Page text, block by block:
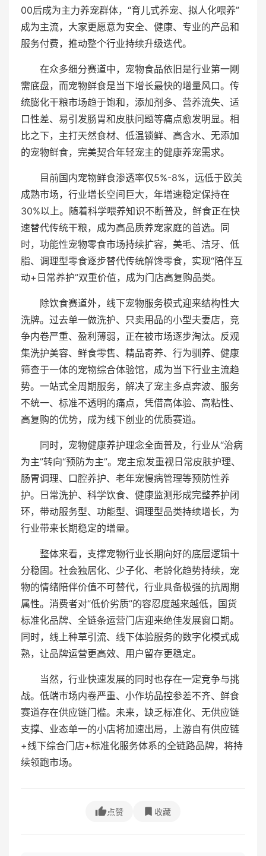
00后成为主力养宠群体，“育儿式养宠、拟人化喂养”
成为主流，大家更愿意为安全、健康、专业的产品和
服务付费，推动整个行业持续升级迭代。
在众多细分赛道中，宠物食品依旧是行业第一刚
需底盘，而宠物鲜食是当下增长最快的增量风口。传
统膨化干粮市场趋于饱和，添加剂多、营养流失、适
口性差、易引发肠胃和皮肤问题等痛点愈发明显。相
比之下，主打天然食材、低温锁鲜、高含水、无添加
的宠物鲜食，完美契合年轻宠主的健康养宠需求。
目前国内宠物鲜食渗透率仅5%-8%，远低于欧美
成熟市场，行业增长空间巨大，年增速稳定保持在
30%以上。随着科学喂养知识不断普及，鲜食正在快
速替代传统干粮，成为高品质养宠家庭的首选。同
时，功能性宠物零食市场持续扩容，美毛、洁牙、低
脂、调理型零食逐步替代传统解馋零食，实现“陪伴互
动+日常养护”双重价值，成为门店高复购品类。
除饮食赛道外，线下宠物服务模式迎来结构性大
洗牌。过去单一做洗护、只卖用品的小型夫妻店，竞
争内卷严重、盈利薄弱，正在被市场逐步淘汰。反观
集洗护美容、鲜食零售、精品寄养、行为驯养、健康
筛查于一体的宠物综合体验馆，成为当下行业主流趋
势。一站式全周期服务，解决了宠主多点奔波、服务
不统一、标准不透明的痛点，凭借高体验、高粘性、
高复购的优势，成为线下创业的优质赛道。
同时，宠物健康养护理念全面普及，行业从“治病
为主”转向“预防为主”。宠主愈发重视日常皮肤护理、
肠胃调理、口腔养护、老年宠慢病管理等预防性养
护。日常洗护、科学饮食、健康监测形成完整养护闭
环，带动服务型、功能型、调理型品类持续增长，为
行业带来长期稳定的增量。
整体来看，支撑宠物行业长期向好的底层逻辑十
分稳固。社会独居化、少子化、老龄化趋势持续，宠
物的情绪陪伴价值不可替代，行业具备极强的抗周期
属性。消费者对“低价劣质”的容忍度越来越低，国货
标准化品牌、全链条运营门店迎来绝佳发展窗口期。
同时，线上种草引流、线下体验服务的数字化模式成
熟，让品牌运营更高效、用户留存更稳定。
当然，行业快速发展的同时也存在一定竞争与挑
战。低端市场内卷严重、小作坊品控参差不齐、鲜食
赛道存在供应链门槛。未来，缺乏标准化、无供应链
支撑、业态单一的小店将加速出局，上游自有供应链
+线下综合门店+标准化服务体系的全链路品牌，将持
续领跑市场。
点赞 收藏